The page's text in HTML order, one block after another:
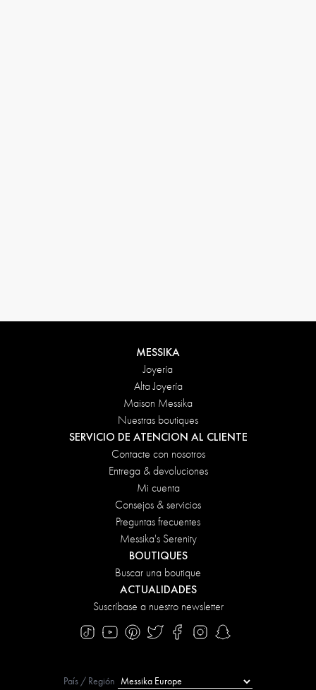
MESSIKA
Joyería
Alta Joyería
Maison Messika
Nuestras boutiques
SERVICIO DE ATENCION AL CLIENTE
Contacte con nosotros
Entrega & devoluciones
Mi cuenta
Consejos & servicios
Preguntas frecuentes
Messika's Serenity
BOUTIQUES
Buscar una boutique
ACTUALIDADES
Suscríbase a nuestro newsletter
País / Región